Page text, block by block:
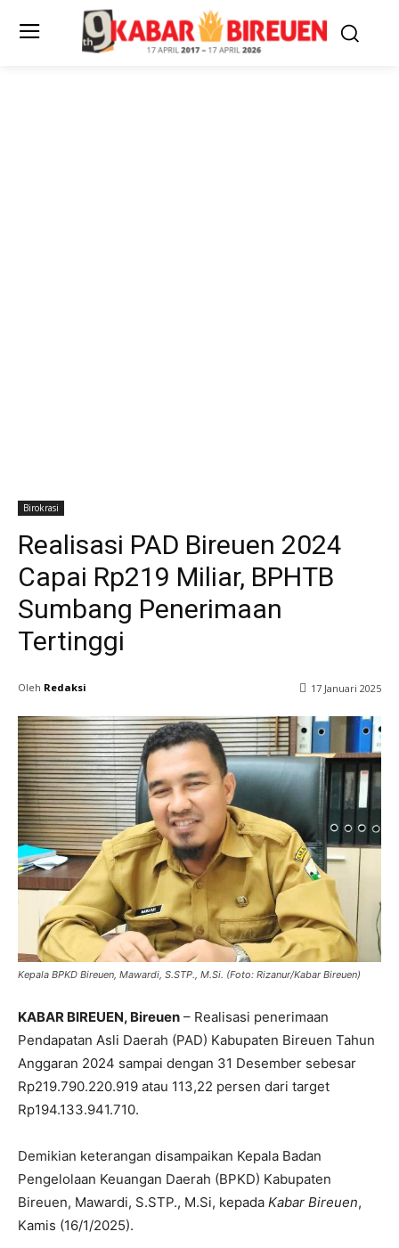
Birokrasi
Realisasi PAD Bireuen 2024
Capai Rp219 Miliar, BPHTB
Sumbang Penerimaan
Tertinggi
Oleh Redaksi 17 Januari 2025
Kepala BPKD Bireuen, Mawardi, S.STP., M.Si. (Foto: Rizanur/Kabar Bireuen)
KABAR BIREUEN, Bireuen – Realisasi penerimaan
Pendapatan Asli Daerah (PAD) Kabupaten Bireuen Tahun
Anggaran 2024 sampai dengan 31 Desember sebesar
Rp219.790.220.919 atau 113,22 persen dari target
Rp194.133.941.710.
Demikian keterangan disampaikan Kepala Badan
Pengelolaan Keuangan Daerah (BPKD) Kabupaten
Bireuen, Mawardi, S.STP., M.Si, kepada Kabar Bireuen,
Kamis (16/1/2025).